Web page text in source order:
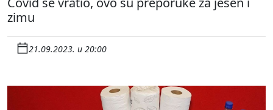
zimu
21.09.2023. u 20:00